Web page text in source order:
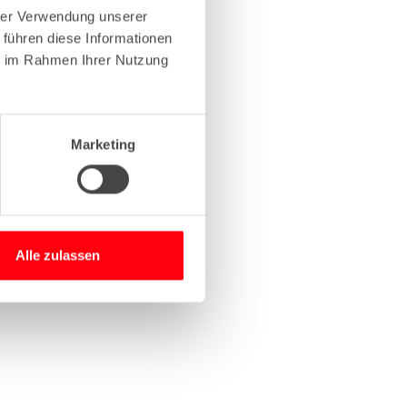
Verwendung unserer
diese Informationen
Rahmen Ihrer Nutzung
Marketing
Alle zulassen
information).